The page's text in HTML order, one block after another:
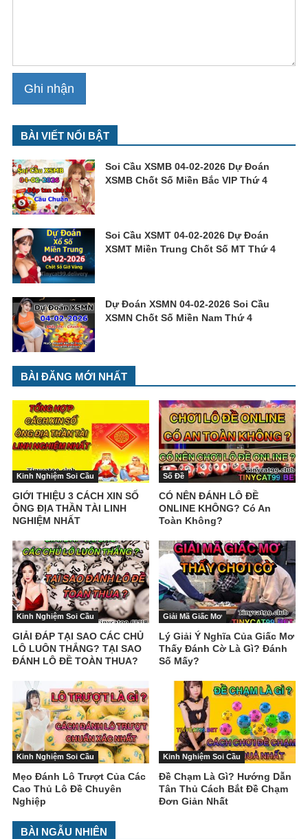
BÀI VIẾT NỔI BẬT
Soi Cầu XSMB 04-02-2026 Dự Đoán
XSMB Chốt Số Miền Bắc VIP Thứ 4
Soi Cầu XSMT 04-02-2026 Dự Đoán
XSMT Miền Trung Chốt Số MT Thứ 4
Dự Đoán XSMN 04-02-2026 Soi Cầu
XSMN Chốt Số Miền Nam Thứ 4
BÀI ĐĂNG MỚI NHẤT
Kinh Nghiệm Soi Cầu
GIỚI THIỆU 3 CÁCH XIN SỐ
ÔNG ĐỊA THẦN TÀI LINH
NGHIỆM NHẤT
Số Đề
CÓ NÊN ĐÁNH LÔ ĐỀ
ONLINE KHÔNG? Có An
Toàn Không?
Kinh Nghiệm Soi Cầu
GIẢI ĐÁP TẠI SAO CÁC CHỦ
LÔ LUÔN THẮNG? TẠI SAO
ĐÁNH LÔ ĐỀ TOÀN THUA?
Giải Mã Giấc Mơ
Lý Giải Ý Nghĩa Của Giấc Mơ
Thấy Đánh Cờ Là Gì? Đánh
Số Mấy?
Kinh Nghiệm Soi Cầu
Mẹo Đánh Lô Trượt Của Các
Cao Thủ Lô Đề Chuyên
Nghiệp
Kinh Nghiệm Soi Cầu
Đề Chạm Là Gì? Hướng Dẫn
Tân Thủ Cách Bắt Đề Chạm
Đơn Giản Nhất
BÀI NGẪU NHIÊN